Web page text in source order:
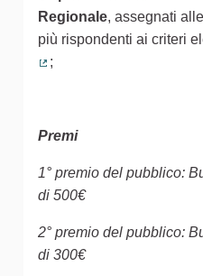
Regionale, assegnati
più rispondenti ai criteri
;
Premi
1° premio del pubblico:
di 500€
2° premio del pubblico:
di 300€